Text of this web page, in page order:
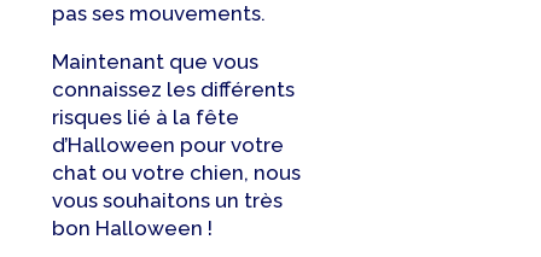
pas ses mouvements.
Maintenant que vous
connaissez les différents
risques lié à la fête
d’Halloween pour votre
chat ou votre chien, nous
vous souhaitons un très
bon Halloween !